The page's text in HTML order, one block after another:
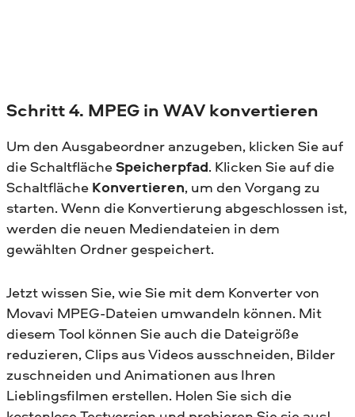
Schritt 4. MPEG in WAV konvertieren
Um den Ausgabeordner anzugeben, klicken Sie auf
die SchaltflächeSpeicherpfad. Klicken Sie auf die
Schaltfläche Konvertieren, um den Vorgang zu
starten. Wenn die Konvertierung abgeschlossen ist,
werden die neuen Mediendateien in dem
gewählten Ordner gespeichert.
Jetzt wissen Sie, wie Sie mit dem Konverter von
Movavi MPEG-Dateien umwandeln können. Mit
diesem Tool können Sie auch die Dateigröße
reduzieren, Clips aus Videos ausschneiden, Bilder
zuschneiden und Animationen aus Ihren
Lieblingsfilmen erstellen. Holen Sie sich die